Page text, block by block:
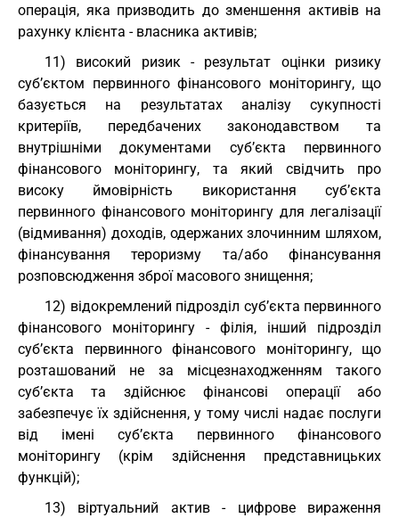
операція, яка призводить до зменшення активів на
рахунку клієнта - власника активів;
11) високий ризик - результат оцінки ризику
суб’єктом первинного фінансового моніторингу, що
базується на результатах аналізу сукупності
критеріїв, передбачених законодавством та
внутрішніми документами суб’єкта первинного
фінансового моніторингу, та який свідчить про
високу ймовірність використання суб’єкта
первинного фінансового моніторингу для легалізації
(відмивання) доходів, одержаних злочинним шляхом,
фінансування тероризму та/або фінансування
розповсюдження зброї масового знищення;
12) відокремлений підрозділ суб’єкта первинного
фінансового моніторингу - філія, інший підрозділ
суб’єкта первинного фінансового моніторингу, що
розташований не за місцезнаходженням такого
суб’єкта та здійснює фінансові операції або
забезпечує їх здійснення, у тому числі надає послуги
від імені суб’єкта первинного фінансового
моніторингу (крім здійснення представницьких
функцій);
13) віртуальний актив - цифрове вираження